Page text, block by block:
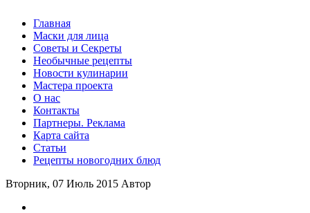
Главная
Маски для лица
Советы и Секреты
Необычные рецепты
Новости кулинарии
Мастера проекта
О нас
Контакты
Партнеры. Реклама
Карта сайта
Статьи
Рецепты новогодних блюд
Вторник, 07 Июль 2015 Автор